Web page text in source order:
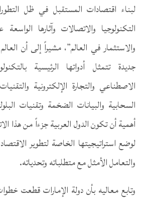
لبناء اقتصادات المستقبل في ظل
التكنولوجيا والاتصالات وآثارها
والاستثمار في العالم”، مشيراً إلى أن
جديدة تتمثل أدواتها الرئيسية
الاصطناعي والتجارة الإلكترونية
السحابية والبيانات الضخمة وتقنيات
أهمية أن تكون الدول العربية جزءاً من هذا
لوضع استراتيجيتها الخاصة لتطوير
والتعامل الأمثل مع متطلباته وتحدياته.
وتابع معاليه بأن دولة الإمارات قطعت